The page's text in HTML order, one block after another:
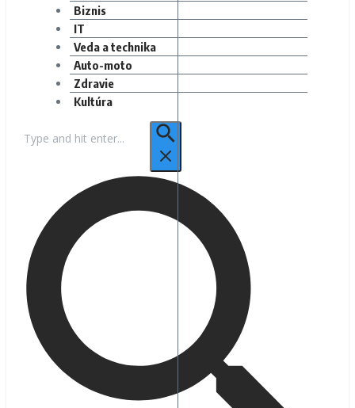
Biznis
IT
Veda a technika
Auto-moto
Zdravie
Kultúra